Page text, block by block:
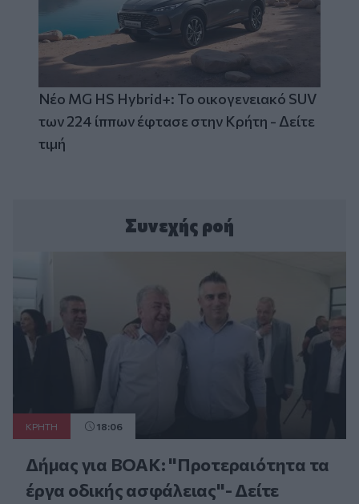
Νέο MG HS Hybrid+: Το οικογενειακό SUV
των 224 ίππων έφτασε στην Κρήτη - Δείτε
τιμή
Συνεχής ροή
ΚΡΗΤΗ 18:06
Δήμας για ΒΟΑΚ: "Προτεραιότητα τα
έργα οδικής ασφάλειας"- Δείτε